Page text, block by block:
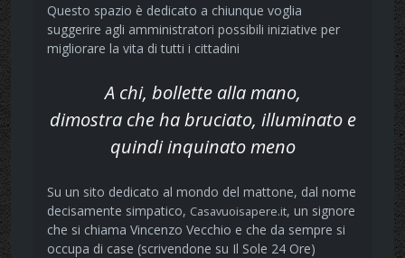
Questo spazio è dedicato a chiunque voglia
suggerire agli amministratori possibili iniziative per
migliorare la vita di tutti i cittadini
A chi, bollette alla mano,
dimostra che ha bruciato, illuminato e
quindi inquinato meno
Su un sito dedicato al mondo del mattone, dal nome
decisamente simpatico, Casavuoisapere.it, un signore
che si chiama Vincenzo Vecchio e che da sempre si
occupa di case (scrivendone su Il Sole 24 Ore)